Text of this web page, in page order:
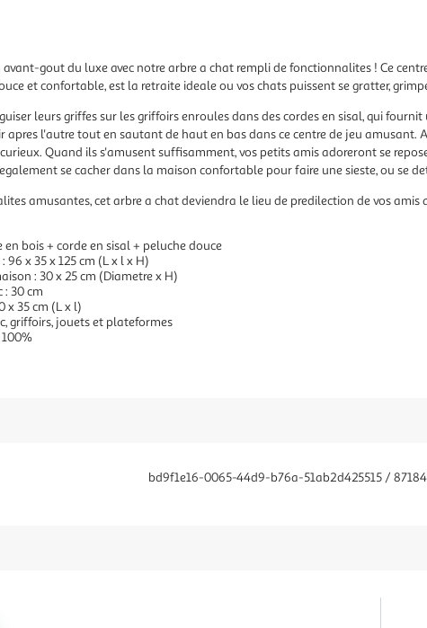
gout du luxe avec notre arbre a chat rempli de fonctionnalites ! Ce
et confortable, est la retraite ideale ou vos chats puissent se gratter,
leurs griffes sur les griffoirs enroules dans des cordes en sisal, qui
l'autre tout en sautant de haut en bas dans ce centre de jeu amusant.
Quand ils s'amusent suffisamment, vos petits amis adoreront se
se cacher dans la maison confortable pour faire une sieste, ou se
amusantes, cet arbre a chat deviendra le lieu de predilection de vos amis
bois + corde en sisal + peluche douce
96 x 35 x 125 cm (L x l x H)
: 30 x 25 cm (Diametre x H)
: 30 cm
x 35 cm (L x l)
griffoirs, jouets et plateformes
bd9f1e16-0065-44d9-b76a-51ab2d425515 /